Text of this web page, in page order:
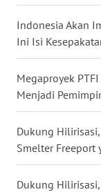
Indonesia Akan
Ini Isi
Megaproyek
Menjadi
Dukung
Smelter Freeport
Dukung
NUSANTARA
JOGJA
JATIM
BALI